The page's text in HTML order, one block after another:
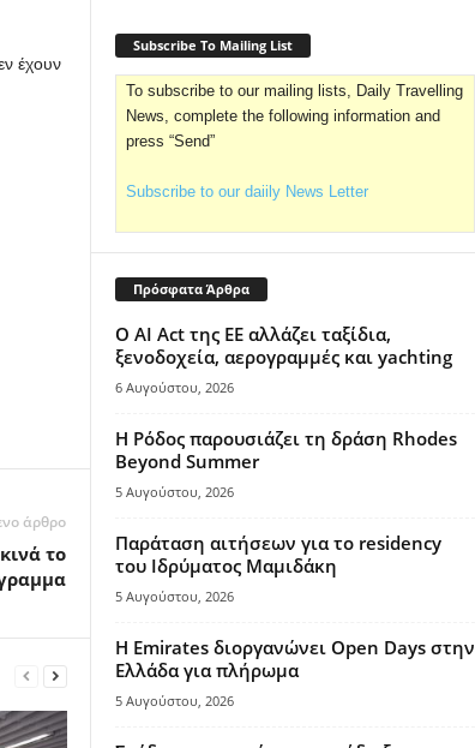
έχουν
άρθρο
το
Subscribe To Mailing List
To subscribe to our mailing lists, Daily Travelling
News, complete the following information and
press “Send”
Subscribe to our daiily News Letter
Πρόσφατα Άρθρα
Ο AI Act της ΕΕ αλλάζει ταξίδια,
ξενοδοχεία, αερογραμμές και yachting
6 Αυγούστου, 2026
Η Ρόδος παρουσιάζει τη δράση Rhodes
Beyond Summer
5 Αυγούστου, 2026
Παράταση αιτήσεων για το residency
του Ιδρύματος Μαμιδάκη
5 Αυγούστου, 2026
Η Emirates διοργανώνει Open Days στην
Ελλάδα για πλήρωμα
5 Αυγούστου, 2026